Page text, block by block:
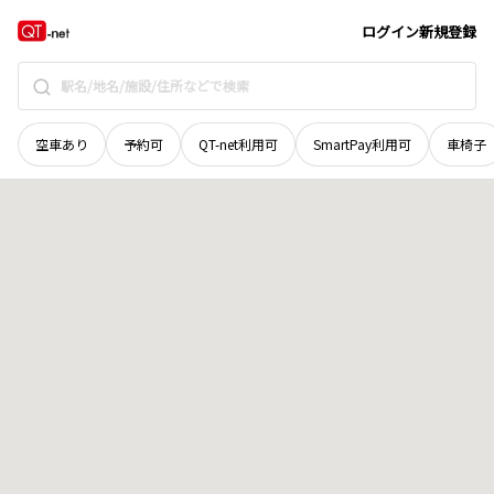
ログイン新規登録
空車あり 予約可 QT-net利用可 SmartPay利用可 車椅子
長野県